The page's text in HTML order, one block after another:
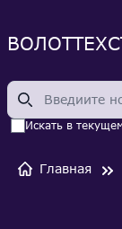
Искать в
Главная